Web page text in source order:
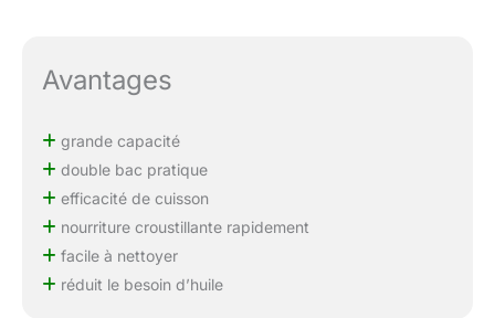
Avantages
grande capacité
double bac pratique
efficacité de cuisson
nourriture croustillante rapidement
facile à nettoyer
réduit le besoin d’huile